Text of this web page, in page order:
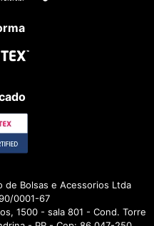
de Bolsas e Acessorios Ltda
0001-67
1500 - sala 801 - Cond. Torre